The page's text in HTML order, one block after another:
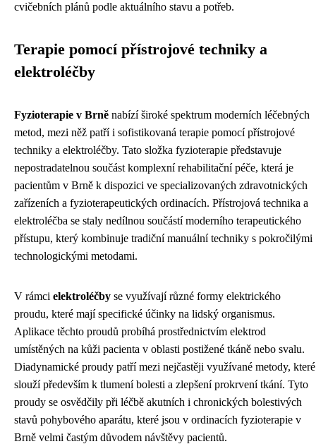
cvičebních plánů podle aktuálního stavu a potřeb.
Terapie pomocí přístrojové techniky a
elektroléčby
Fyzioterapie v Brně nabízí široké spektrum moderních léčebných
metod, mezi něž patří i sofistikovaná terapie pomocí přístrojové
techniky a elektroléčby. Tato složka fyzioterapie představuje
nepostradatelnou součást komplexní rehabilitační péče, která je
pacientům v Brně k dispozici ve specializovaných zdravotnických
zařízeních a fyzioterapeutických ordinacích. Přístrojová technika a
elektroléčba se staly nedílnou součástí moderního terapeutického
přístupu, který kombinuje tradiční manuální techniky s pokročilými
technologickými metodami.
V rámci elektroléčby se využívají různé formy elektrického
proudu, které mají specifické účinky na lidský organismus.
Aplikace těchto proudů probíhá prostřednictvím elektrod
umístěných na kůži pacienta v oblasti postižené tkáně nebo svalu.
Diadynamické proudy patří mezi nejčastěji využívané metody, které
slouží především k tlumení bolesti a zlepšení prokrvení tkání. Tyto
proudy se osvědčily při léčbě akutních i chronických bolestivých
stavů pohybového aparátu, které jsou v ordinacích fyzioterapie v
Brně velmi častým důvodem návštěvy pacientů.